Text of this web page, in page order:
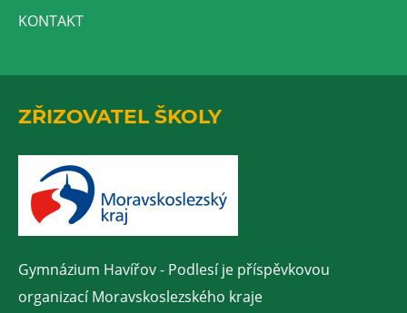
KONTAKT
ZŘIZOVATEL ŠKOLY
Gymnázium Havířov - Podlesí je příspěvkovou
organizací Moravskoslezského kraje